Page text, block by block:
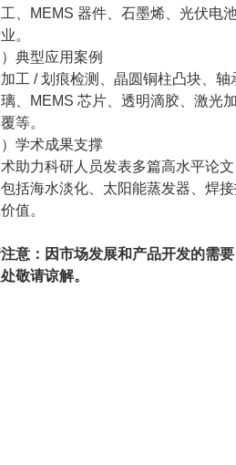
、MEMS 器件、石墨烯、光伏电
。
）典型应用案例
工 / 划痕检测、晶圆铜柱凸块、
、MEMS 芯片、透明滴胶、激光
等。
）学术成果支撑
助力科研人员发表多篇高水平论
括海水淡化、太阳能蒸发器、焊
值。
意：因市场发展和产品开发的需
敬请谅解。